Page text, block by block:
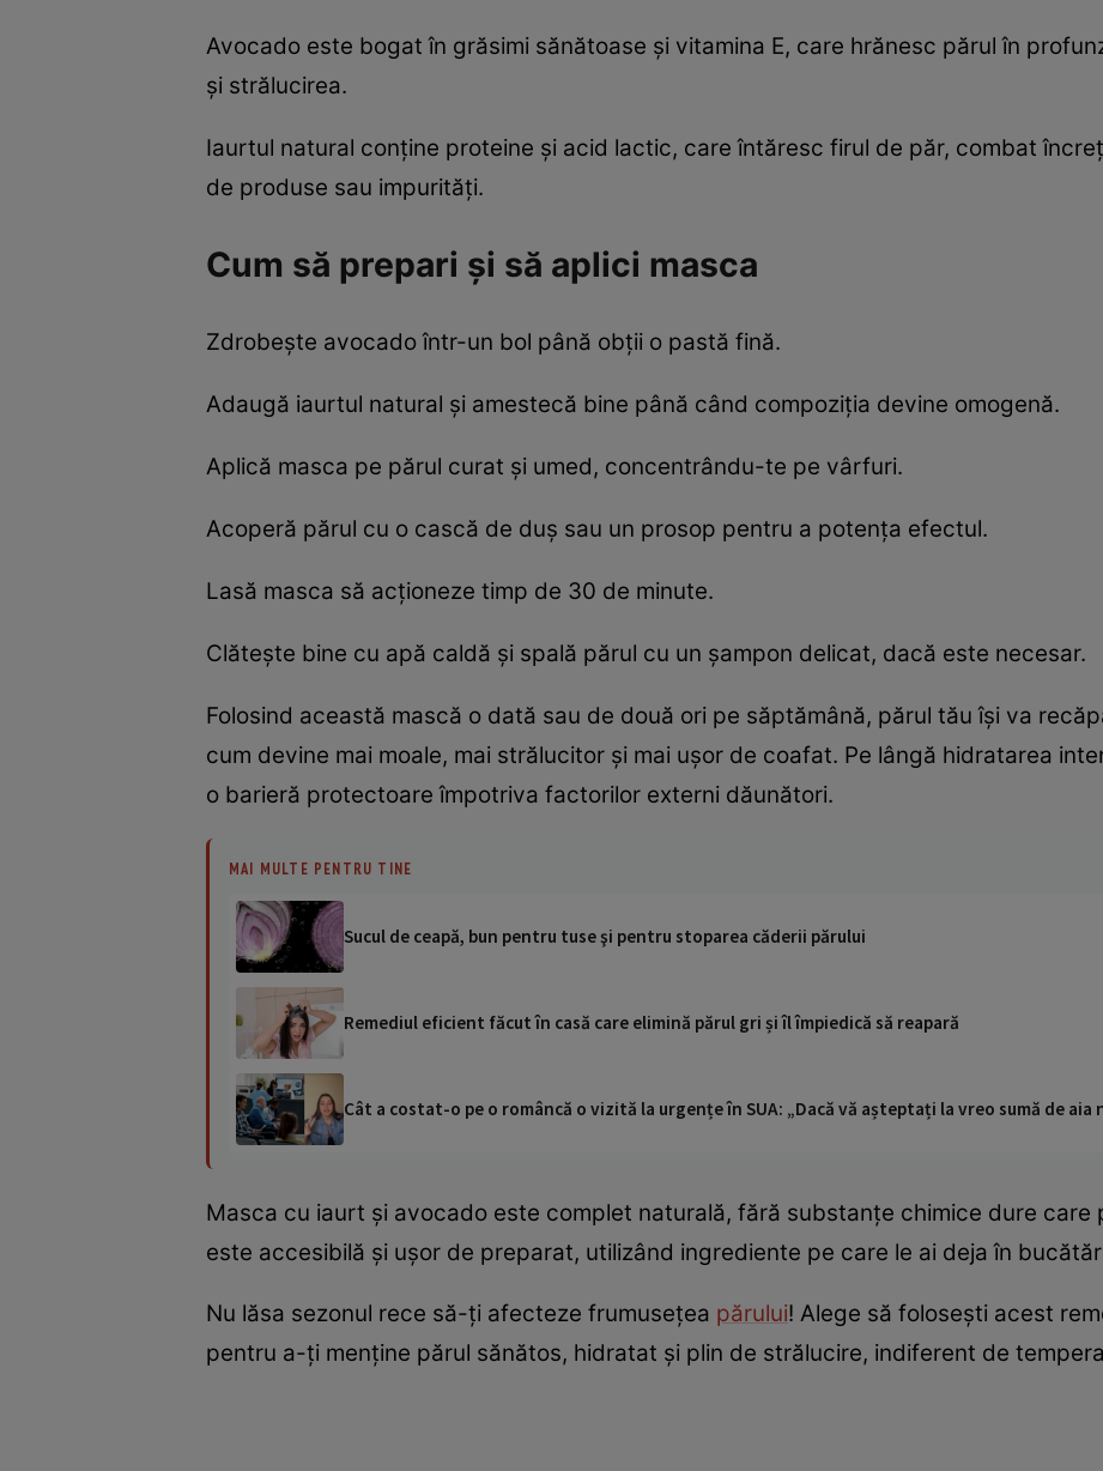
Avocado este bogat în grăsimi sănătoase și vitamina E, care hrănesc părul în
și strălucirea.
Iaurtul natural conține proteine și acid lactic, care întăresc firul de păr, combat
de produse sau impurități.
Cum să prepari și să aplici masca
Zdrobește avocado într-un bol până obții o pastă fină.
Adaugă iaurtul natural și amestecă bine până când compoziția devine omogenă.
Aplică masca pe părul curat și umed, concentrându-te pe vârfuri.
Acoperă părul cu o cască de duș sau un prosop pentru a potența efectul.
Lasă masca să acționeze timp de 30 de minute.
Clătește bine cu apă caldă și spală părul cu un șampon delicat, dacă este necesar.
Folosind această mască o dată sau de două ori pe săptămână, părul tău își va
cum devine mai moale, mai strălucitor și mai ușor de coafat. Pe lângă hidratarea
o barieră protectoare împotriva factorilor externi dăunători.
MAI MULTE PENTRU TINE
Sucul de ceapă, bun pentru tuse şi pentru stoparea căderii părului
Remediul eficient făcut în casă care elimină părul gri și îl împiedică să reapară
Cât a costat-o pe o româncă o vizită la urgențe în SUA: „Dacă vă așteptați la vreo sumă de aia
Masca cu iaurt și avocado este complet naturală, fără substanțe chimice dure care
este accesibilă și ușor de preparat, utilizând ingrediente pe care le ai deja în
Nu lăsa sezonul rece să-ți afecteze frumusețea părului! Alege să folosești acest
pentru a-ți menține părul sănătos, hidratat și plin de strălucire, indiferent de